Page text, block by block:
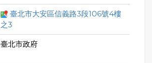
臺北市大安區信義路3段106號4樓
之3
臺北市政府